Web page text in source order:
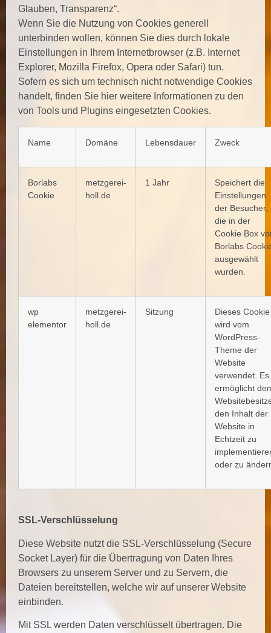
Glauben, Transparenz“.
Wenn Sie die Nutzung von Cookies generell
unterbinden wollen, können Sie dies durch lokale
Einstellungen in Ihrem Internetbrowser (z.B. Internet
Explorer, Mozilla Firefox, Opera oder Safari) tun.
Sofern es sich um technisch nicht notwendige Cookies
handelt, finden Sie hier weitere Informationen zu den
von Tools und Plugins eingesetzten Cookies.
Name Domäne Lebensdauer Zweck
Borlabs
Cookie
metzgerei-
holl.de
1 Jahr
Speichert die
Einstellungen
der Besucher,
die in der
Cookie Box
Borlabs
ausgewählt
wurden.
wp
elementor
metzgerei-
holl.de
Sitzung
Dieses Cookie
wird vom
WordPress-
Theme der
Website
verwendet. Es
ermöglicht
den Inhalt der
Website in
Echtzeit zu
oder zu
SSL-Verschlüsselung
Diese Website nutzt die SSL-Verschlüsselung (Secure
Socket Layer) für die Übertragung von Daten Ihres
Browsers zu unserem Server und zu Servern, die
Dateien bereitstellen, welche wir auf unserer Website
einbinden.
Mit SSL werden Daten verschlüsselt übertragen. Die